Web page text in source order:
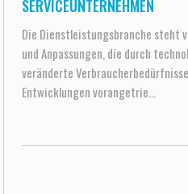
SERVICEUNTERNEHMEN
Die Dienstleistungsbranche steht
und Anpassungen, die durch
veränderte
Entwicklungen vorangetrie...